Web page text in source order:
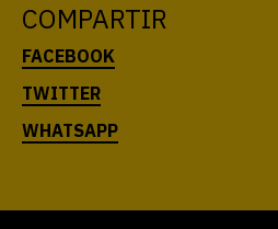
COMPARTIR